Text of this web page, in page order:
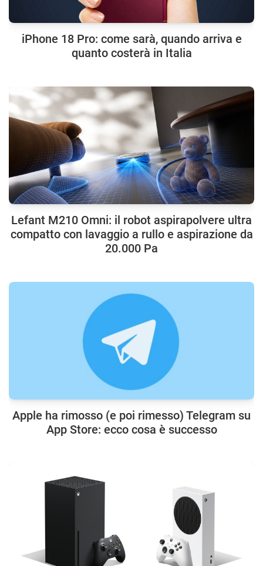
iPhone 18 Pro: come sarà, quando arriva e
quanto costerà in Italia
Lefant M210 Omni: il robot aspirapolvere ultra
compatto con lavaggio a rullo e aspirazione da
20.000 Pa
Apple ha rimosso (e poi rimesso) Telegram su
App Store: ecco cosa è successo